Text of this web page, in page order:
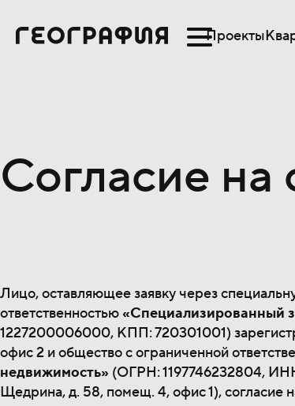
Проекты
Согласие
Лицо, оставляющее заявку через
ответственностью «Специализированный
1227200006000, КПП: 720301001)
офис 2 и общество с ограниченной
недвижимость» (ОГРН: 1197746232804,
Щедрина, д. 58, помещ. 4, офис 1), согласие